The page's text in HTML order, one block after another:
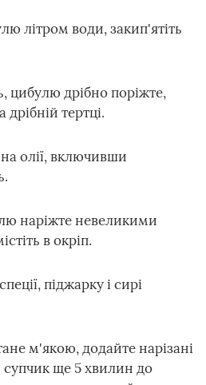
літром води, закип'ятіть
цибулю дрібно поріжте,
тертці.
олії, включивши
наріжте невеликими
в окріп.
піджарку і сирі
м'якою, додайте нарізані
супчик ще 5 хвилин до